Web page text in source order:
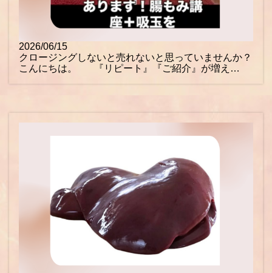
2026/06/15
クロージングしないと売れないと思っていませんか？
こんにちは。 『リピート』『ご紹介』が増え…